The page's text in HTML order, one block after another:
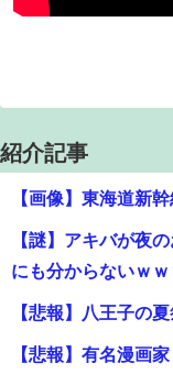
紹介記事
【画像】東海道新
【謎】アキバが夜
にも分からないｗ
【悲報】八王子の
【悲報】有名漫画